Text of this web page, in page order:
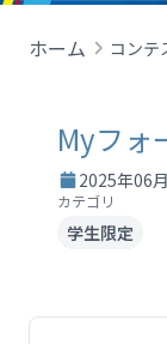
ホーム コンテ
Myフォ
2025年06
カテゴリ
学生限定